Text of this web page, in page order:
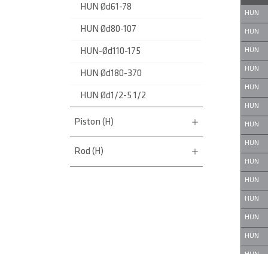
HUN Ød61-78
HUN Ød80-107
HUN-Ød110-175
HUN Ød180-370
HUN Ød1/2-5 1/2
Piston (H)
Rod (H)
HUN
HUN
HUN
HUN
HUN
HUN
HUN
HUN
HUN
HUN
HUN
HUN
HUN